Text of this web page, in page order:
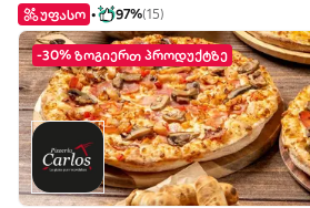
უფასო 97%(15)
-30% ზოგიერთ პროდუქტზე